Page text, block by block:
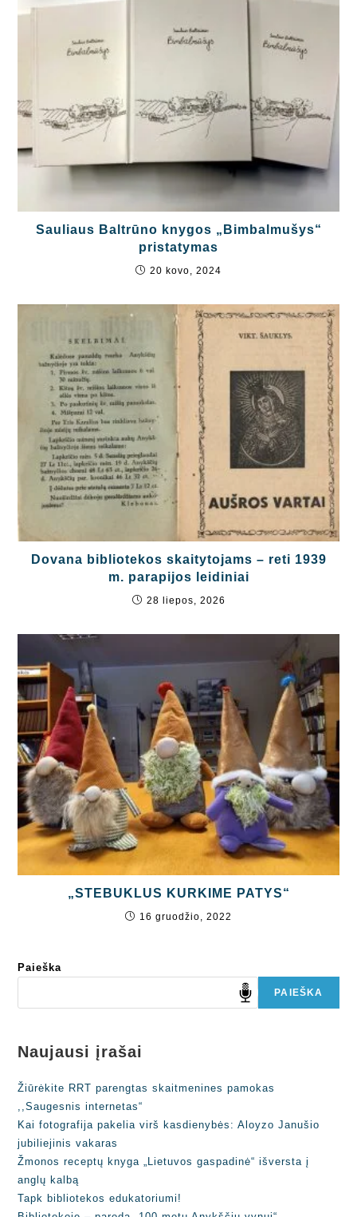
Sauliaus Baltrūno knygos „Bimbalmušys“
pristatymas
20 kovo, 2024
Dovana bibliotekos skaitytojams – reti 1939
m. parapijos leidiniai
28 liepos, 2026
„STEBUKLUS KURKIME PATYS“
16 gruodžio, 2022
Paieška
PAIEŠKA
Naujausi įrašai
Žiūrėkite RRT parengtas skaitmenines pamokas
,,Saugesnis internetas“
Kai fotografija pakelia virš kasdienybės: Aloyzo Janušio
jubiliejinis vakaras
Žmonos receptų knyga „Lietuvos gaspadinė“ išversta į
anglų kalbą
Tapk bibliotekos edukatoriumi!